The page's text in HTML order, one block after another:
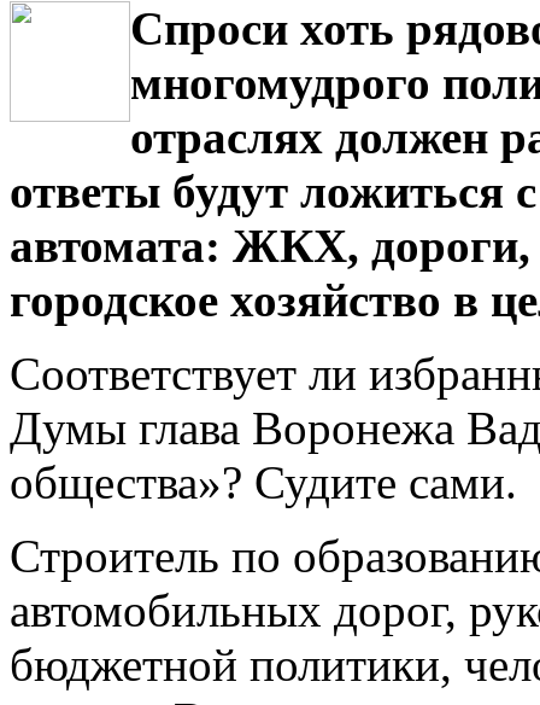
Спроси хоть
многомудрого
отраслях должен
ответы будут ложиться
автомата: ЖКХ, дороги,
городское хозяйство в
Соответствует ли
Думы глава Воронежа
общества»? Судите сами.
Строитель по
автомобильных дорог,
бюджетной политики,